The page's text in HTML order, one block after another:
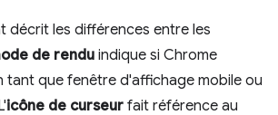
décrit les différences entre les
de rendu indique si Chrome
tant que fenêtre d'affichage mobile ou
icône de curseur fait référence au